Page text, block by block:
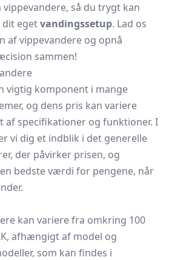
så du trygt kan
dit egetvandingssetup. Lad os
af vippevandere og opnå
sammen!
vigtig komponent i mange
og dens pris kan variere
specifikationer og funktioner. I
vi dig et indblik i det generelle
der påvirker prisen, og
bedste værdi for pengene, når
kan variere fra omkring 100
afhængigt af model og
som kan findes i